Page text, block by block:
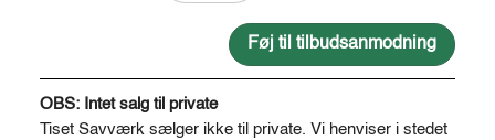
Føj til tilbudsanmodning
A
l
t
OBS: Intet salg til private
Tiset Savværk sælger ikke til private. Vi henviser i stedet